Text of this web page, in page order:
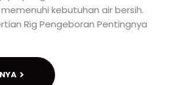
kebutuhan air bersih.
Rig Pengeboran Pentingnya